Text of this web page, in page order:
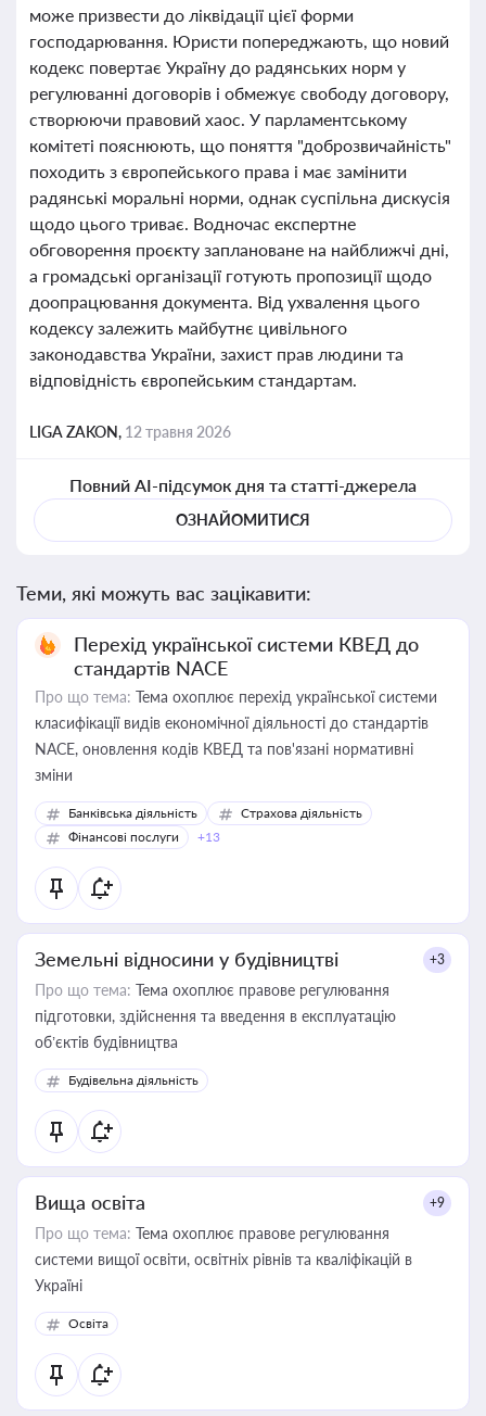
може призвести до ліквідації цієї форми
господарювання. Юристи попереджають, що новий
кодекс повертає Україну до радянських норм у
регулюванні договорів і обмежує свободу договору,
створюючи правовий хаос. У парламентському
комітеті пояснюють, що поняття "доброзвичайність"
походить з європейського права і має замінити
радянські моральні норми, однак суспільна дискусія
щодо цього триває. Водночас експертне
обговорення проєкту заплановане на найближчі дні,
а громадські організації готують пропозиції щодо
доопрацювання документа. Від ухвалення цього
кодексу залежить майбутнє цивільного
законодавства України, захист прав людини та
відповідність європейським стандартам.
LIGA ZAKON, 12 травня 2026
Повний AI-підсумок дня та статті-джерела
ОЗНАЙОМИТИСЯ
Теми, які можуть вас зацікавити:
Перехід української системи КВЕД до
стандартів NACE
Про що тема: Тема охоплює перехід української системи
класифікації видів економічної діяльності до стандартів
NACE, оновлення кодів КВЕД та пов'язані нормативні
зміни
Банківська діяльність
Страхова діяльність
Фінансові послуги
+13
Земельні відносини у будівництві +3
Про що тема: Тема охоплює правове регулювання
підготовки, здійснення та введення в експлуатацію
об’єктів будівництва
Будівельна діяльність
Вища освіта +9
Про що тема: Тема охоплює правове регулювання
системи вищої освіти, освітніх рівнів та кваліфікацій в
Україні
Освіта